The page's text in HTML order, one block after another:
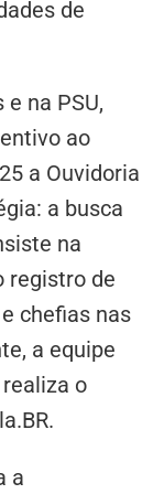
de
na PSU,
ao
a Ouvidoria
a busca
na
registro de
chefias nas
a equipe
o
a